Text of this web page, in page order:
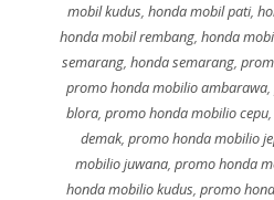
mobil kudus, honda mobil pati,
honda mobil rembang,honda
semarang,honda semarang,
promo honda mobilio ambarawa,
blora, promo honda mobilio cepu,
demak,promo honda mobilio
mobilio juwana,promo honda
honda mobilio kudus,promo